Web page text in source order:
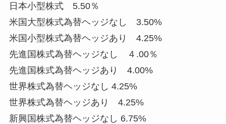
日本小型株式 5.50％
米国大型株式為替ヘッジなし 3.50%
米国小型株式為替ヘッジあり 4.25%
先進国株式為替ヘッジなし ４.00％
先進国株式為替ヘッジあり 4.00%
世界株式為替ヘッジなし 4.25%
世界株式為替ヘッジあり 4.25%
新興国株式為替ヘッジなし 6.75%